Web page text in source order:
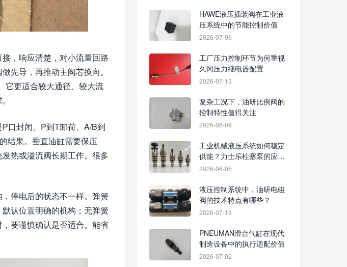
，响应清楚，对小流量回路
先导，再推动主阀芯换向。
它更适合较大通径、较大流
口封闭、P到T卸荷、A/B到
结果。垂直油缸需要保压
热或溢流阀长期工作。很多
停电后的状态不一样。弹簧
认位置明确的机构；无弹簧
要谨慎确认是否适合。能省
HAWE液压插装阀在工业液
压系统中的节能控制价值
2026-07-06
工厂压力控制环节为何重视
久冈压力继电器配置
2026-07-13
复杂工况下，油研比例阀的
控制特性值得关注
2026-06-08
工业机械液压系统如何稳定
供能？力士乐柱塞泵的应用
价值
2026-06-05
液压控制系统中，油研电磁
阀的技术特点有哪些？
2026-07-19
PNEUMAN滑台气缸在现代
制造设备中的执行适配价值
2026-07-02